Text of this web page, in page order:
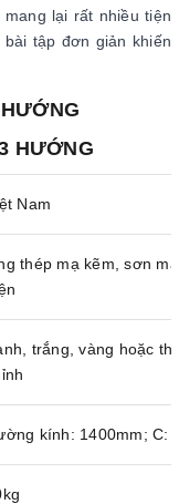
lại rất nhiều tiện
tập đơn giản khiến
HƯỚNG
Nam
thép mạ kẽm, sơn
trắng, vàng hoặc
kính: 1400mm; C: